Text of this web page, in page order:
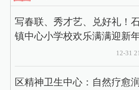
写春联、秀才艺、兑好礼！
镇中心小学校欢乐满满迎新
12-31
区精神卫生中心：自然疗愈